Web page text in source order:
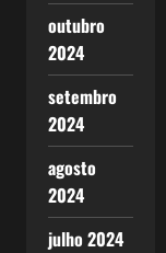
outubro
2024
setembro
2024
agosto
2024
julho 2024